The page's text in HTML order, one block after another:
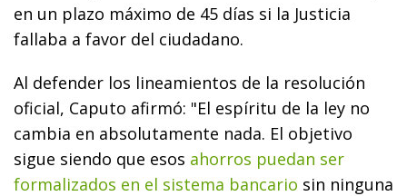
en un plazo máximo de 45 días si la Justicia
fallaba a favor del ciudadano.
Al defender los lineamientos de la resolución
oficial, Caputo afirmó: "El espíritu de la ley no
cambia en absolutamente nada. El objetivo
sigue siendo que esos ahorros puedan ser
formalizados en el sistema bancario sin ninguna